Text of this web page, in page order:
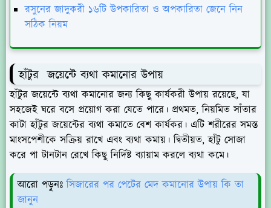
রসুনের জাদুকরী ১৬টি উপকারিতা ও অপকারিতা জেনে নিন
সঠিক নিয়ম
হাঁটুর জয়েন্টে ব্যথা কমানোর উপায়
হাঁটুর জয়েন্টে ব্যথা কমানোর জন্য কিছু কার্যকরী উপায় রয়েছে, যা
সহজেই ঘরে বসে প্রয়োগ করা যেতে পারে। প্রথমত, নিয়মিত সাঁতার
কাটা হাঁটুর জয়েন্টের ব্যথা কমাতে বেশ কার্যকর। এটি শরীরের সমস্ত
মাংসপেশীকে সক্রিয় রাখে এবং ব্যথা কমায়। দ্বিতীয়ত, হাঁটু সোজা
করে পা টানটান রেখে কিছু নির্দিষ্ট ব্যায়াম করলে ব্যথা কমে।
আরো পড়ুনঃসিজারের পর পেটের মেদ কমানোর উপায় কি তা
জানুন